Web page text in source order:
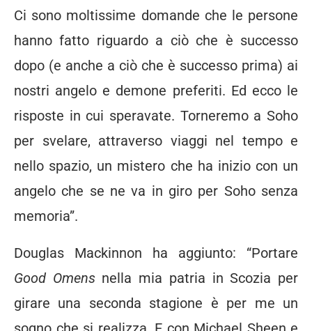
Ci sono moltissime domande che le persone
hanno fatto riguardo a ciò che è successo
dopo (e anche a ciò che è successo prima) ai
nostri angelo e demone preferiti. Ed ecco le
risposte in cui speravate. Torneremo a Soho
per svelare, attraverso viaggi nel tempo e
nello spazio, un mistero che ha inizio con un
angelo che se ne va in giro per Soho senza
memoria”.
Douglas Mackinnon ha aggiunto: “Portare
Good Omensnella mia patria in Scozia per
girare una seconda stagione è per me un